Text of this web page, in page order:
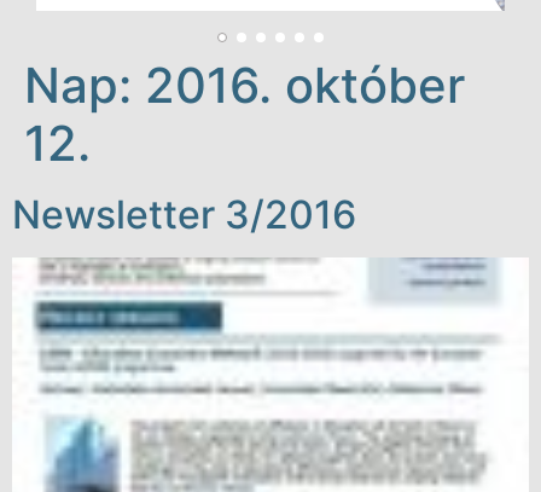
Nap: 2016. október
12.
Newsletter 3/2016